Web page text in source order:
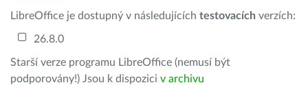
LibreOffice je dostupný v následujících testovacích verzích:
26.8.0
Starší verze programu LibreOffice (nemusí být
podporovány!) Jsou k dispozici v archivu